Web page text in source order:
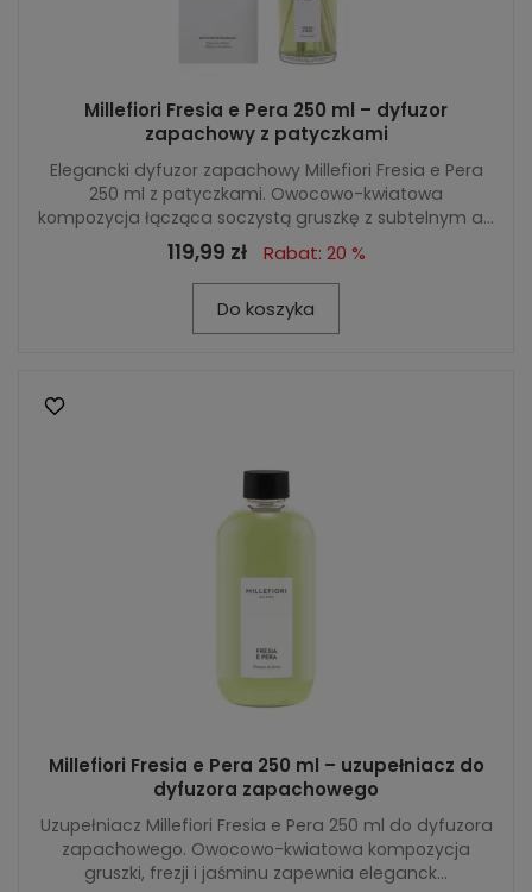
Millefiori Fresia e Pera 250 ml – dyfuzor
zapachowy z patyczkami
Elegancki dyfuzor zapachowy Millefiori Fresia e Pera
250 ml z patyczkami. Owocowo-kwiatowa
kompozycja łącząca soczystą gruszkę z subtelnym a...
119,99 zł Rabat: 20 %
Do koszyka
Millefiori Fresia e Pera 250 ml – uzupełniacz do
dyfuzora zapachowego
Uzupełniacz Millefiori Fresia e Pera 250 ml do dyfuzora
zapachowego. Owocowo-kwiatowa kompozycja
gruszki, frezji i jaśminu zapewnia eleganck...